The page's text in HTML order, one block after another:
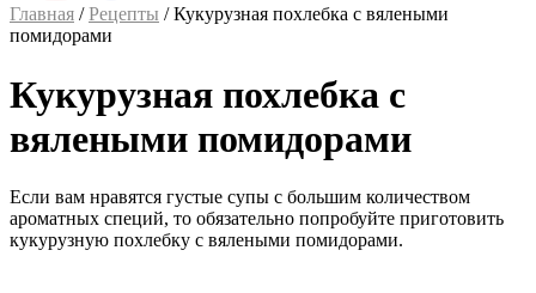
Главная /Рецепты / Кукурузная похлебка с вялеными
помидорами
Кукурузная похлебка с
вялеными помидорами
Если вам нравятся густые супы с большим количеством
ароматных специй, то обязательно попробуйте приготовить
кукурузную похлебку с вялеными помидорами.